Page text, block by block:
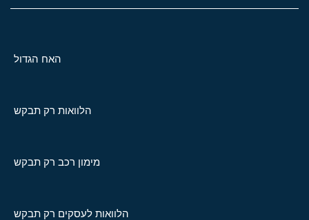
האח הגדול
הלוואות רק תבקש
מימון רכב רק תבקש
הלוואות לעסקים רק תבקש